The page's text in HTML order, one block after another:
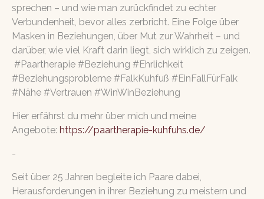
sprechen – und wie man zurückfindet zu echter
Verbundenheit, bevor alles zerbricht. Eine Folge über
Masken in Beziehungen, über Mut zur Wahrheit – und
darüber, wie viel Kraft darin liegt, sich wirklich zu zeigen.
#Paartherapie #Beziehung #Ehrlichkeit
#Beziehungsprobleme #FalkKuhfuß #EinFallFürFalk
#Nähe #Vertrauen #WinWinBeziehung
Hier erfährst du mehr über mich und meine
Angebote: https://paartherapie-kuhfuhs.de/
-
Seit über 25 Jahren begleite ich Paare dabei,
Herausforderungen in ihrer Beziehung zu meistern und